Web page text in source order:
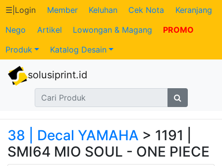
Katalog
Produk
Petugas
Transaksi
Tagihan
☰ Login Member Keluhan Cek Nota
Keranjang
Nego
Artikel Lowongan & Magang
PROMO
Produk
Katalog Desain
solusiprint.id
38 | Decal YAMAHA > 1191 |
SMI64 MIO SOUL - ONE PIECE